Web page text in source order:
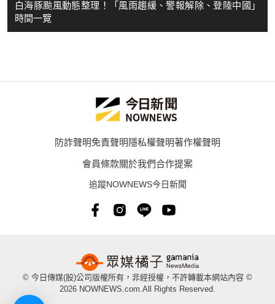
白海豚颱風動態整理！「風雨趨緩、警報解除、登陸中國」
時間一覽
防詐聲明免責聲明隱私權聲明著作權聲明
會員條款關於我們合作提案
追蹤NOWNEWS今日新聞
© 今日傳媒(股)公司版權所有，非經授權，不許轉載本網站內容 ©
2026 NOWNEWS.com.All Rights Reserved.